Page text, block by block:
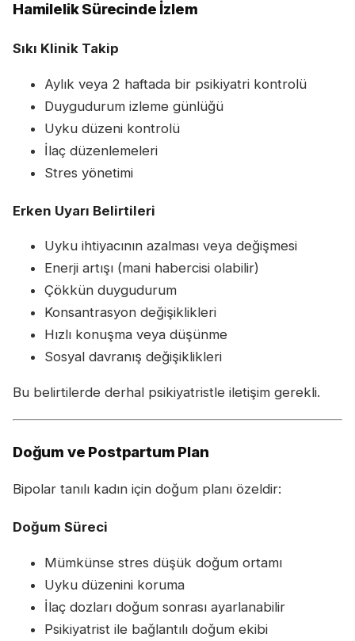
Hamilelik Sürecinde İzlem
Sıkı Klinik Takip
Aylık veya 2 haftada bir psikiyatri kontrolü
Duygudurum izleme günlüğü
Uyku düzeni kontrolü
İlaç düzenlemeleri
Stres yönetimi
Erken Uyarı Belirtileri
Uyku ihtiyacının azalması veya değişmesi
Enerji artışı (mani habercisi olabilir)
Çökkün duygudurum
Konsantrasyon değişiklikleri
Hızlı konuşma veya düşünme
Sosyal davranış değişiklikleri
Bu belirtilerde derhal psikiyatristle iletişim gerekli.
Doğum ve Postpartum Plan
Bipolar tanılı kadın için doğum planı özeldir:
Doğum Süreci
Mümkünse stres düşük doğum ortamı
Uyku düzenini koruma
İlaç dozları doğum sonrası ayarlanabilir
Psikiyatrist ile bağlantılı doğum ekibi